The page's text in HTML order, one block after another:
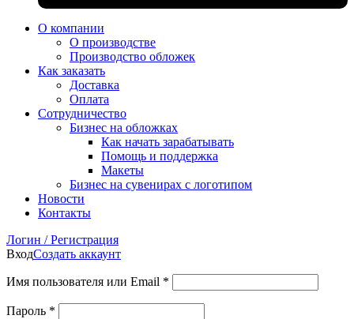
О компании
О производстве
Производство обложек
Как заказать
Доставка
Оплата
Сотрудничество
Бизнес на обложках
Как начать зарабатывать
Помощь и поддержка
Макеты
Бизнес на сувенирах с логотипом
Новости
Контакты
Логин / Регистрация
ВходСоздать аккаунт
Имя пользователя или Email *
Пароль *